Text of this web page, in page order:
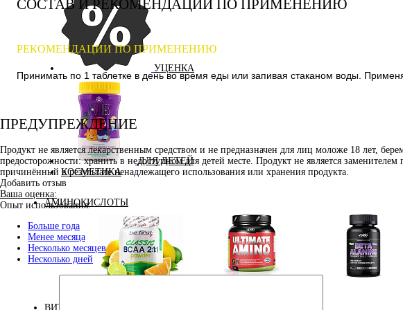
УЦЕНКА
ДЛЯ ДЕТЕЙ
КОСМЕТИКА
АМИНОКИСЛОТЫ
ВИТАМИНЫ И МИНЕРАЛЫ
СОСТАВ И РЕКОМЕНДАЦИИ ПО ПРИМЕНЕНИЮ
РЕКОМЕНДАЦИИ ПО ПРИМЕНЕНИЮ
Принимать по 1 таблетке в день во время еды или запивая стаканом воды.
ПРЕДУПРЕЖДЕНИЕ
Продукт не является лекарственным средством и не предназначен для лиц моложе 18 лет,
предосторожности: хранить в недоступном для детей месте. Продукт не является
причинённый в результате ненадлежащего использования или хранения продукта.
Добавить отзыв
Ваша оценка:
Опыт использования:
Больше года
Менее месяца
Несколько месяцев
Несколько дней